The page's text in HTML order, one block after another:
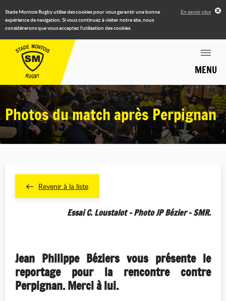
Stade Montois Rugby utilise des cookies pour vous garantir une bonne
expérience de navigation. Si vous continuez à visiter notre site, nous
considérerons que vous acceptez l'utilisation des cookies.
En savoir plus
MENU
Photos du match après Perpignan
Revenir à la liste
Essai C. Loustalot - Photo JP Bézier - SMR.
Jean Philippe Béziers vous présente le
reportage pour la rencontre contre
Perpignan. Merci à lui.